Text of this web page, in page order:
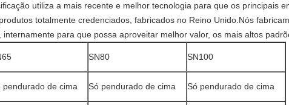
utiliza a mais recente e melhor tecnologia para que os principais
totalmente credenciados, fabricados no Reino Unido.Nós
para que possa aproveitar melhor valor, os mais altos
SN80 SN100
pendurado de cima Só pendurado de cima Só pendurado de cima